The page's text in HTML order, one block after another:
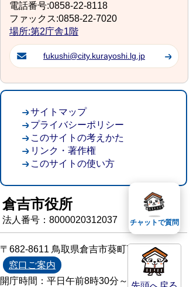
電話番号:0858-22-8118
ファックス:0858-22-7020
場所:第2庁舎1階
fukushi@city.kurayoshi.lg.jp
サイトマップ
プライバシーポリシー
このサイトの考えかた
リンク・著作権
このサイトの使い方
倉吉市役所
法人番号：8000020312037
〒682-8611 鳥取県倉吉市葵町722
窓口ご案内
開庁時間：平日午前8時30分～午後5時15分
チャットで質問